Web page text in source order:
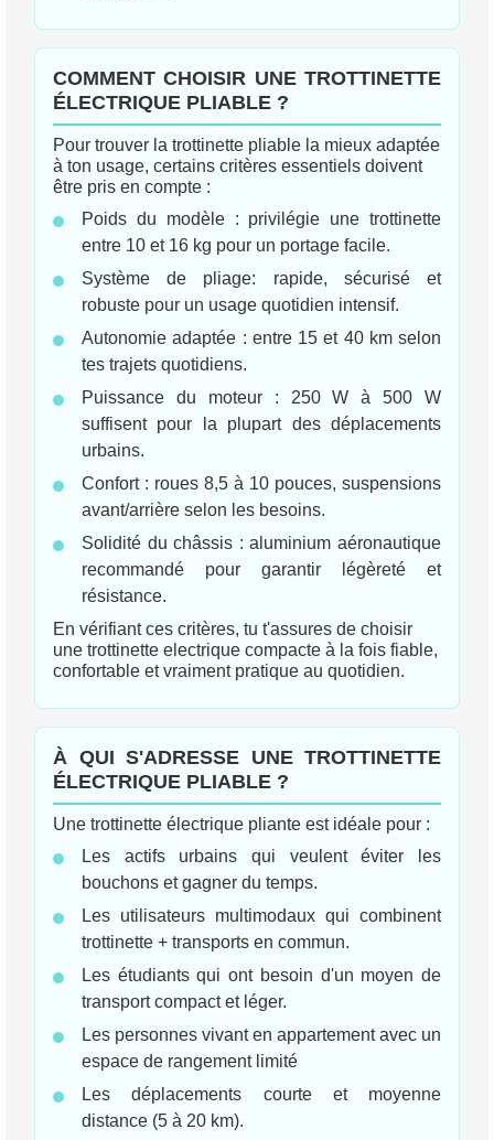
COMMENT CHOISIR UNE TROTTINETTE
ÉLECTRIQUE PLIABLE ?
Pour trouver la trottinette pliable la mieux adaptée
à ton usage, certains critères essentiels doivent
être pris en compte :
Poids du modèle : privilégie une trottinette
entre 10 et 16 kg pour un portage facile.
Système de pliage: rapide, sécurisé et
robuste pour un usage quotidien intensif.
Autonomie adaptée : entre 15 et 40 km selon
tes trajets quotidiens.
Puissance du moteur : 250 W à 500 W
suffisent pour la plupart des déplacements
urbains.
Confort : roues 8,5 à 10 pouces, suspensions
avant/arrière selon les besoins.
Solidité du châssis : aluminium aéronautique
recommandé pour garantir légèreté et
résistance.
En vérifiant ces critères, tu t'assures de choisir
une trottinette electrique compacte à la fois fiable,
confortable et vraiment pratique au quotidien.
À QUI S'ADRESSE UNE TROTTINETTE
ÉLECTRIQUE PLIABLE ?
Une trottinette électrique pliante est idéale pour :
Les actifs urbains qui veulent éviter les
bouchons et gagner du temps.
Les utilisateurs multimodaux qui combinent
trottinette + transports en commun.
Les étudiants qui ont besoin d'un moyen de
transport compact et léger.
Les personnes vivant en appartement avec un
espace de rangement limité
Les déplacements courte et moyenne
distance (5 à 20 km).